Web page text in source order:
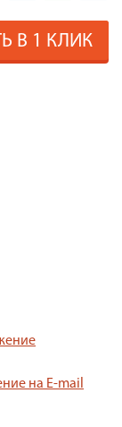
В 1 КЛИК
на E-mail